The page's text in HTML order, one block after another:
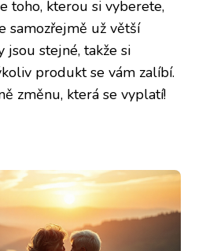
toho, kterou si vyberete,
samozřejmě už větší
jsou stejné, takže si
produkt se vám zalíbí.
změnu, která se vyplatí!